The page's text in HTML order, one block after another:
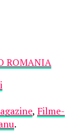
ROMANIA
, Filme-
.